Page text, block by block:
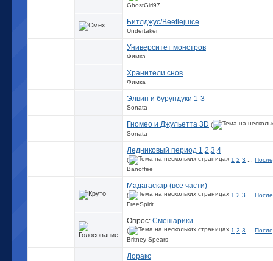
GhostGirl97
Битлджус/Beetlejuice
Undertaker
Университет монстров
Фимка
Хранители снов
Фимка
Элвин и бурундуки 1-3
Sonata
Гномео и Джульетта 3D (
Sonata
Ледниковый период 1,2,3,4
( 1 2 3
Banoffee
Мадагаскар (все части)
( 1 2 3
FreeSpirit
Опрос: Смешарики
( 1 2 3
Britney Spears
Лоракс